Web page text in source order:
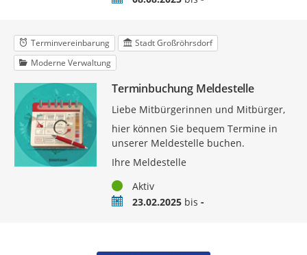
Terminvereinbarung
Stadt Großröhrsdorf
Moderne Verwaltung
Terminbuchung Meldestelle
Liebe Mitbürgerinnen und Mitbürger,
hier können Sie bequem Termine in
unserer Meldestelle buchen.
Ihre Meldestelle
StatusAktiv
Zeitraum23.02.2025bis -